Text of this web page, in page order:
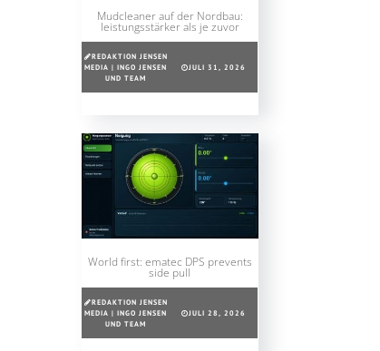
Mudcleaner auf der Nordbau:
leistungsstärker als je zuvor
REDAKTION JENSEN
MEDIA | INGO JENSEN
UND TEAM
JULI 31, 2026
World first: ematec DPS prevents
side pull
REDAKTION JENSEN
MEDIA | INGO JENSEN
UND TEAM
JULI 28, 2026